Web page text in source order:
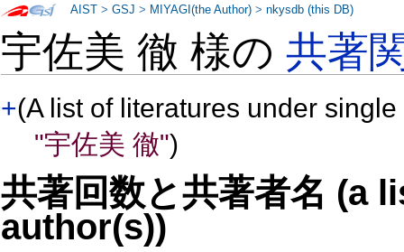
宇佐美 徹 様の共著
+(A list of literatures under
"宇佐美 徹")
共著回数と共著者名 (a
author(s))
AIST >GSJ > MIYAGI(the Author) >nkysdb (this DB)